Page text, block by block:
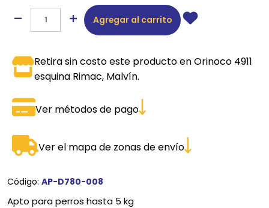
Agregar al carrito
Retira sin costo este producto en Orinoco 4911
esquina Rimac, Malvín.
Ver métodos de pago
Ver el mapa de zonas de envío
Código: AP-D780-008
Apto para perros hasta 5 kg